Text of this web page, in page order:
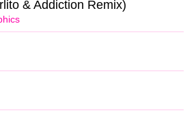
& Addiction Remix)